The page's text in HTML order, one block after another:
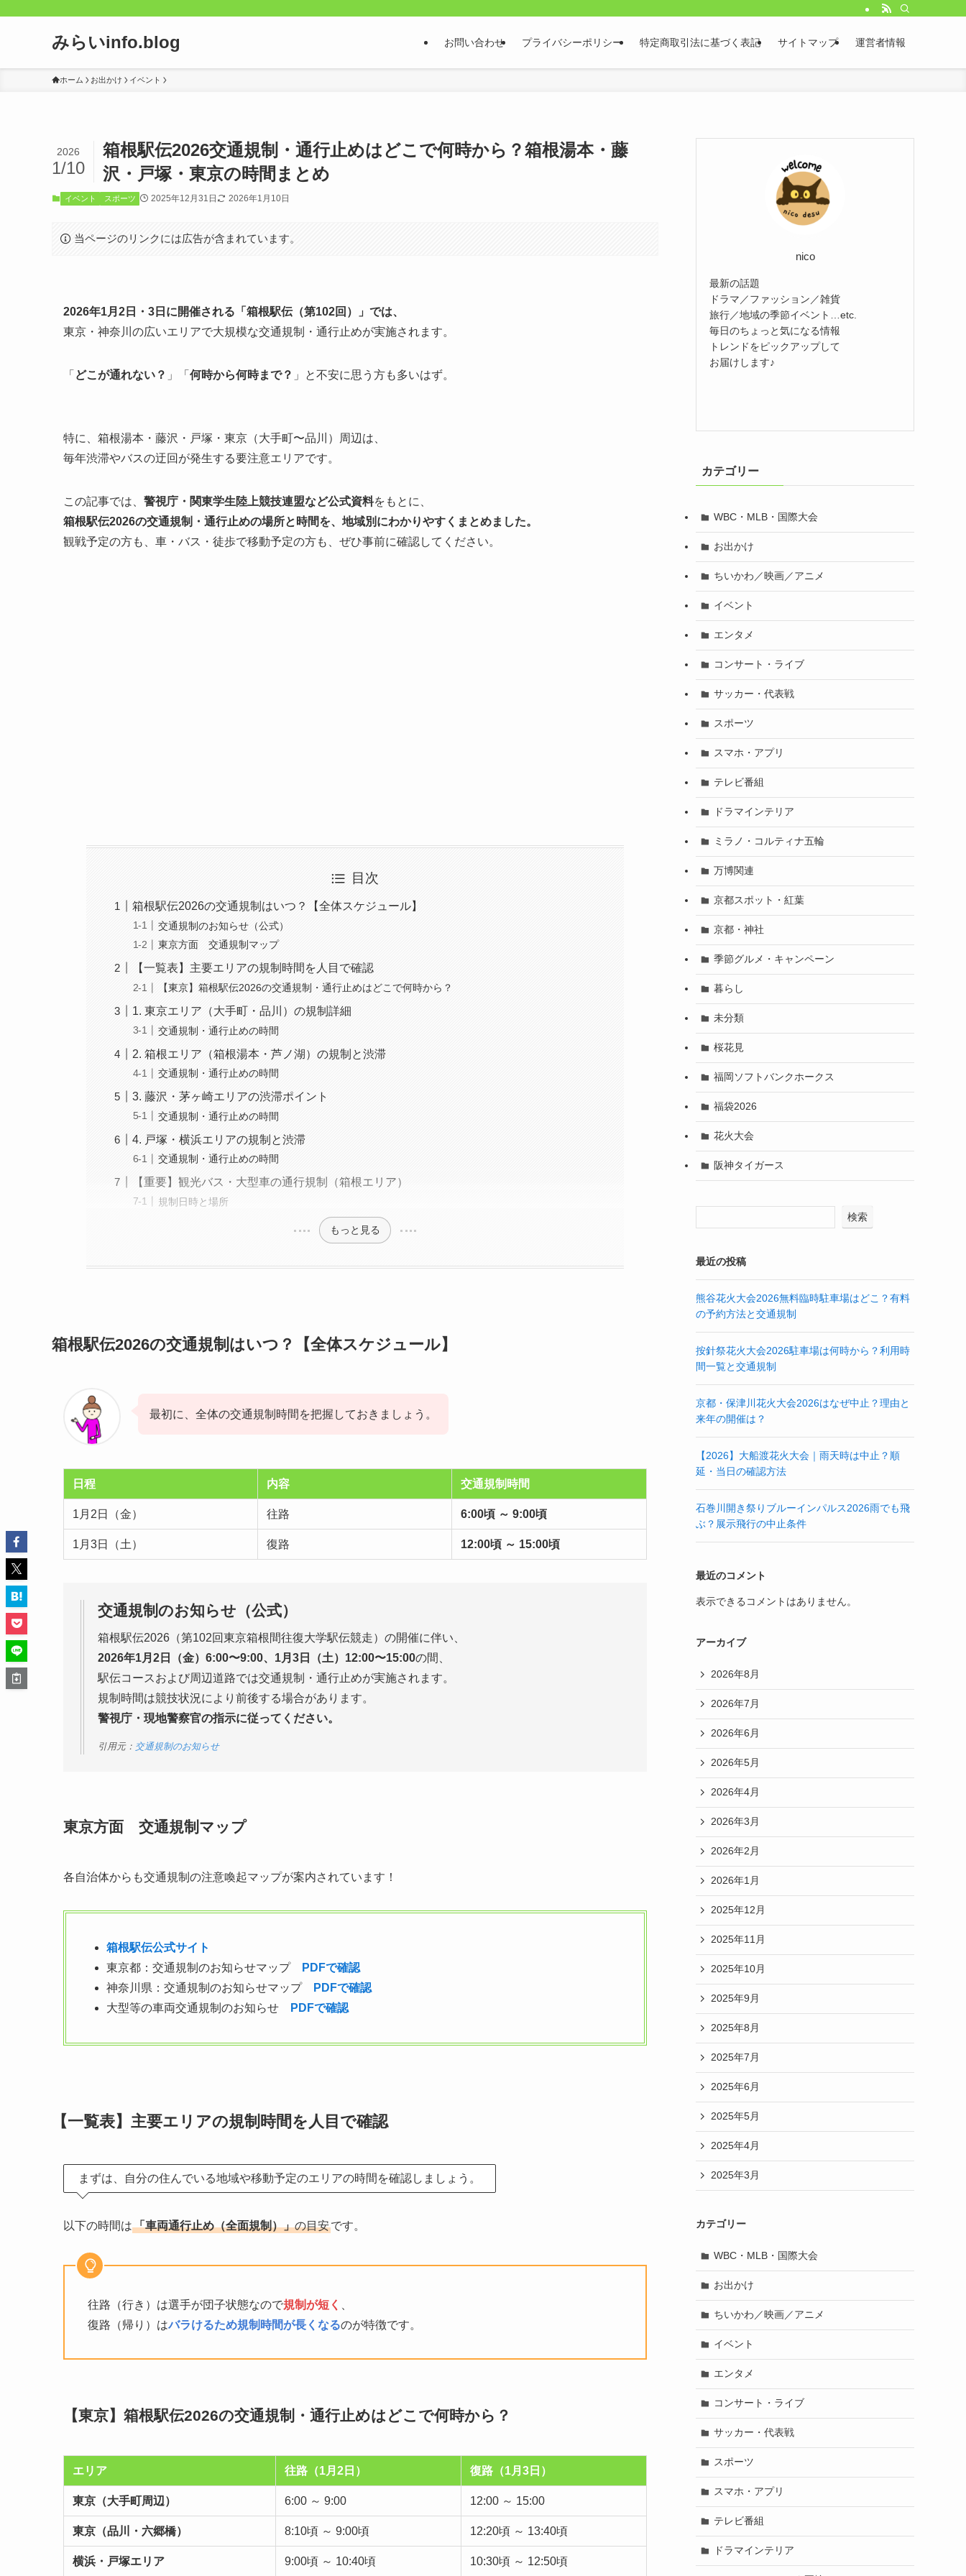
みらいinfo.blog お問い合わせ プライバシーポリシー 特定商取引法に基づく表記 サイトマップ 運営者情報
ホーム お出かけ イベント
箱根駅伝2026交通規制・通行止めはどこで何時から？箱根湯本・藤
沢・戸塚・東京の時間まとめ
2026
1/10
イベント スポーツ 2025年12月31日 2026年1月10日
当ページのリンクには広告が含まれています。
2026年1月2日・3日に開催される「箱根駅伝（第102回）」では、
東京・神奈川の広いエリアで大規模な交通規制・通行止めが実施されます。
「 どこが通れない？ 」「 何時から何時まで？ 」と不安に思う方も多いはず。
特に、箱根湯本・藤沢・戸塚・東京（大手町〜品川）周辺は、
毎年渋滞やバスの迂回が発生する要注意エリアです。
この記事では、 警視庁・関東学生陸上競技連盟など公式資料をもとに、
箱根駅伝2026の交通規制・通行止めの場所と時間を、地域別にわかりやすくまとめました。
観戦予定の方も、車・バス・徒歩で移動予定の方も、ぜひ事前に確認してください。
目次
箱根駅伝2026の交通規制はいつ？【全体スケジュール】
交通規制のお知らせ（公式）
東京方面 交通規制マップ
【一覧表】主要エリアの規制時間を人目で確認
【東京】箱根駅伝2026の交通規制・通行止めはどこで何時から？
1. 東京エリア（大手町・品川）の規制詳細
交通規制・通行止めの時間
2. 箱根エリア（箱根湯本・芦ノ湖）の規制と渋滞
交通規制・通行止めの時間
3. 藤沢・茅ヶ崎エリアの渋滞ポイント
交通規制・通行止めの時間
4. 戸塚・横浜エリアの規制と渋滞
交通規制・通行止めの時間
【重要】観光バス・大型車の通行規制（箱根エリア）
規制日時と場所
もっと見る
箱根駅伝2026の交通規制はいつ？【全体スケジュール】
最初に、全体の交通規制時間を把握しておきましょう。
日程 内容 交通規制時間
1月2日（金） 往路 6:00頃 ～ 9:00頃
1月3日（土） 復路 12:00頃 ～ 15:00頃
交通規制のお知らせ（公式）
箱根駅伝2026（第102回東京箱根間往復大学駅伝競走）の開催に伴い、
2026年1月2日（金）6:00〜9:00、1月3日（土）12:00〜15:00の間、
駅伝コースおよび周辺道路では交通規制・通行止めが実施されます。
規制時間は競技状況により前後する場合があります。
警視庁・現地警察官の指示に従ってください。
引用元： 交通規制のお知らせ
東京方面 交通規制マップ
各自治体からも交通規制の注意喚起マップが案内されています！
箱根駅伝公式サイト
東京都：交通規制のお知らせマップ
PDFで確認
神奈川県：交通規制のお知らせマップ
PDFで確認
大型等の車両交通規制のお知らせ
PDFで確認
【一覧表】主要エリアの規制時間を人目で確認
まずは、自分の住んでいる地域や移動予定のエリアの時間を確認しましょう。
以下の時間は「車両通行止め（全面規制）」の目安です。
往路（行き）は選手が団子状態なので規制が短く
復路（帰り）はバラけるため規制時間が長くなるのが特徴です。
【東京】箱根駅伝2026の交通規制・通行止めはどこで何時から？
エリア 往路（1月2日） 復路（1月3日）
東京（大手町周辺） 6:00 ～ 9:00 12:00 ～ 15:00
東京（品川・六郷橋） 8:10頃 ～ 9:00頃 12:20頃 ～ 13:40頃
横浜・戸塚エリア 9:00頃 ～ 10:40頃 10:30頃 ～ 12:50頃
nico
最新の話題
ドラマ／ファッション／雑貨
旅行／地域の季節イベント…etc.
毎日のちょっと気になる情報
トレンドをピックアップして
お届けします♪
カテゴリー
WBC・MLB・国際大会
お出かけ
ちいかわ／映画／アニメ
イベント
エンタメ
コンサート・ライブ
サッカー・代表戦
スポーツ
スマホ・アプリ
テレビ番組
ドラマインテリア
ミラノ・コルティナ五輪
万博関連
京都スポット・紅葉
京都・神社
季節グルメ・キャンペーン
暮らし
未分類
桜花見
福岡ソフトバンクホークス
福袋2026
花火大会
阪神タイガース
検索
最近の投稿
熊谷花火大会2026無料臨時駐車場はどこ？有料
の予約方法と交通規制
按針祭花火大会2026駐車場は何時から？利用時
間一覧と交通規制
京都・保津川花火大会2026はなぜ中止？理由と
来年の開催は？
【2026】大船渡花火大会｜雨天時は中止？順
延・当日の確認方法
石巻川開き祭りブルーインパルス2026雨でも飛
ぶ？展示飛行の中止条件
最近のコメント
表示できるコメントはありません。
アーカイブ
2026年8月
2026年7月
2026年6月
2026年5月
2026年4月
2026年3月
2026年2月
2026年1月
2025年12月
2025年11月
2025年10月
2025年9月
2025年8月
2025年7月
2025年6月
2025年5月
2025年4月
2025年3月
カテゴリー
WBC・MLB・国際大会
お出かけ
ちいかわ／映画／アニメ
イベント
エンタメ
コンサート・ライブ
サッカー・代表戦
スポーツ
スマホ・アプリ
テレビ番組
ドラマインテリア